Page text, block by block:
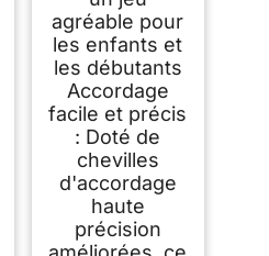
agréable pour
les enfants et
les débutants
Accordage
facile et précis
: Doté de
chevilles
d'accordage
haute
précision